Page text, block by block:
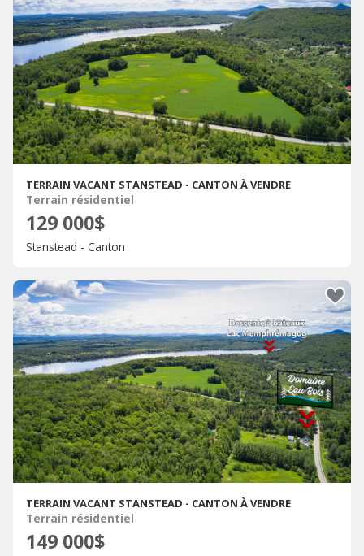
TERRAIN VACANT STANSTEAD - CANTON À VENDRE
Terrain résidentiel
129 000$
Stanstead - Canton
TERRAIN VACANT STANSTEAD - CANTON À VENDRE
Terrain résidentiel
149 000$